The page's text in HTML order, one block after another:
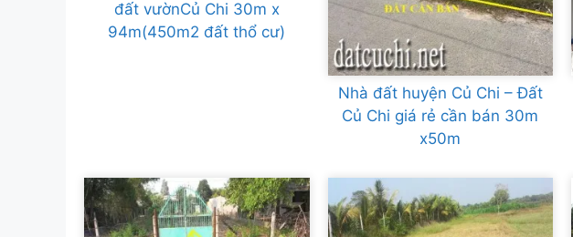
đất vườnCủ Chi 30m x
94m(450m2 đất thổ cư)
Nhà đất huyện Củ Chi – Đất
Củ Chi giá rẻ cần bán 30m
x50m